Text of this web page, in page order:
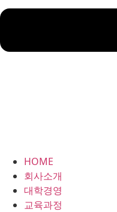
HOME
회사소개
대학경영
교육과정